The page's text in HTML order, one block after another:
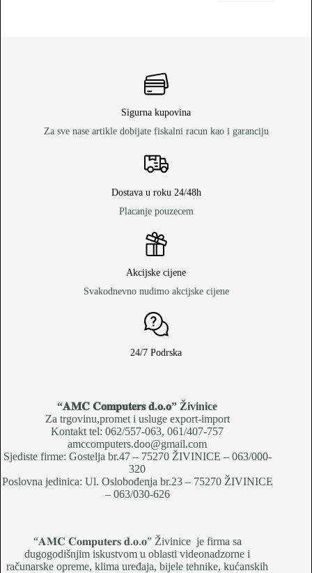
Sigurna kupovina
Za sve nase artikle dobijate fiskalni racun kao i garanciju
Dostava u roku 24/48h
Placanje pouzecem
Akcijske cijene
Svakodnevno nudimo akcijske cijene
24/7 Podrska
“𝐀𝐌𝐂 𝐂𝐨𝐦𝐩𝐮𝐭𝐞𝐫𝐬 𝐝.𝐨.𝐨” Živinice
Za trgovinu,promet i usluge export-import
Kontakt tel: 062/557-063, 061/407-757
amccomputers.doo@gmail.com
Sjediste firme: Gostelja br.47 – 75270 ŽIVINICE – 063/000-
320
Poslovna jedinica: Ul. Oslobođenja br.23 – 75270 ŽIVINICE
– 063/030-626
“𝐀𝐌𝐂 𝐂𝐨𝐦𝐩𝐮𝐭𝐞𝐫𝐬 𝐝.𝐨.𝐨” Živinice je firma sa
dugogodišnjim iskustvom u oblasti videonadzorne i
računarske opreme, klima uređaja, bijele tehnike, kućanskih